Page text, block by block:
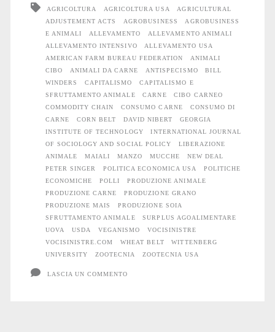
il
consumo
di
“carne”
e
l’oppressione
animale
AGRICOLTURA AGRICOLTURA USA
AGRICULTURAL
ADJUSTEMENT ACTS
AGROBUSINESS
AGROBUSINESS
E ANIMALI
ALLEVAMENTO
ALLEVAMENTO ANIMALI
ALLEVAMENTO INTENSIVO
ALLEVAMENTO USA
AMERICAN FARM BUREAU FEDERATION
ANIMALI
CIBO
ANIMALI DA CARNE ANTISPECISMO
BILL
WINDERS
CAPITALISMO
CAPITALISMO E
SFRUTTAMENTO ANIMALE
CARNE
CIBO CARNEO
COMMODITY CHAIN
CONSUMO CARNE
CONSUMO DI
CARNE
CORN BELT DAVID NIBERT
GEORGIA
INSTITUTE OF TECHNOLOGY
INTERNATIONAL JOURNAL
OF SOCIOLOGY AND SOCIAL POLICY
LIBERAZIONE
ANIMALE
MAIALI MANZO MUCCHE
NEW DEAL
PETER SINGER
POLITICA ECONOMICA USA
POLITICHE
ECONOMICHE
POLLI
PRODUZIONE ANIMALE
PRODUZIONE CARNE
PRODUZIONE GRANO
PRODUZIONE MAIS
PRODUZIONE SOIA
SFRUTTAMENTO ANIMALE
SURPLUS AGOALIMENTARE
UOVA
USDA VEGANISMO
VOCISINISTRE
VOCISINISTRE.COM
WHEAT BELT
WITTENBERG
UNIVERSITY
ZOOTECNIA ZOOTECNIA USA
LASCIA UN COMMENTO